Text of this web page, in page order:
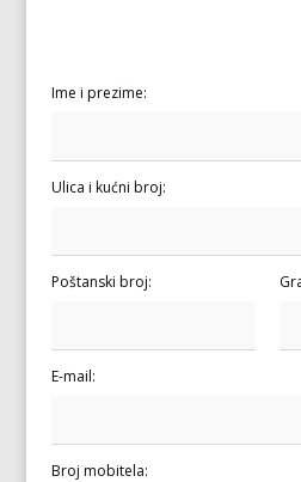
Ime i prezime:
Ulica i kućni broj:
Poštanski broj:
E-mail:
Broj mobitela: